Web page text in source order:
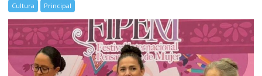
Cultura Principal